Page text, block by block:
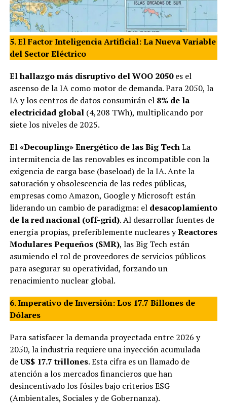
5. El Factor Inteligencia Artificial: La Nueva Variable
del Sector Eléctrico
El hallazgo más disruptivo del WOO 2050es el
ascenso de la IA como motor de demanda. Para 2050, la
IA y los centros de datos consumirán el 8% de la
electricidad global(4,208 TWh), multiplicando por
siete los niveles de 2025.
El «Decoupling» Energético de las Big TechLa
intermitencia de las renovables es incompatible con la
exigencia de carga base (baseload) de la IA. Ante la
saturación y obsolescencia de las redes públicas,
empresas como Amazon, Google y Microsoft están
liderando un cambio de paradigma: el desacoplamiento
de la red nacional (off-grid). Al desarrollar fuentes de
energía propias, preferiblemente nucleares yReactores
Modulares Pequeños (SMR), las Big Tech están
asumiendo el rol de proveedores de servicios públicos
para asegurar su operatividad, forzando un
renacimiento nuclear global.
6. Imperativo de Inversión: Los 17.7 Billones de
Dólares
Para satisfacer la demanda proyectada entre 2026 y
2050, la industria requiere una inyección acumulada
deUS$ 17.7 trillones. Esta cifra es un llamado de
atención a los mercados financieros que han
desincentivado los fósiles bajo criterios ESG
(Ambientales, Sociales y de Gobernanza).